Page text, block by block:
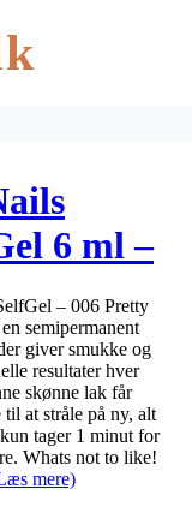
6 ml –
In
– 006 Pretty
semipermanent
giver smukke og
resultater hver
skønne lak får
til at stråle på ny, alt
tager 1 minut for
Whats not to like!
mere)